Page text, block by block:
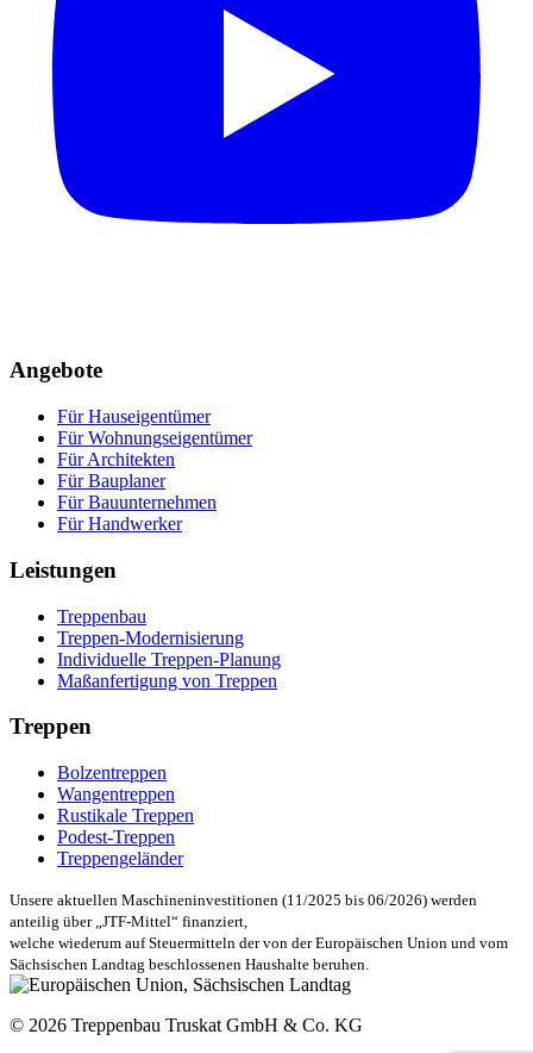
Angebote
Für Hauseigentümer
Für Wohnungseigentümer
Für Architekten
Für Bauplaner
Für Bauunternehmen
Für Handwerker
Leistungen
Treppenbau
Treppen-Modernisierung
Individuelle Treppen-Planung
Maßanfertigung von Treppen
Treppen
Bolzentreppen
Wangentreppen
Rustikale Treppen
Podest-Treppen
Treppengeländer
Unsere aktuellen Maschineninvestitionen (11/2025 bis 06/2026) werden
anteilig über „JTF-Mittel“ finanziert,
welche wiederum auf Steuermitteln der von der Europäischen Union und vom
Sächsischen Landtag beschlossenen Haushalte beruhen.
© 2026 Treppenbau Truskat GmbH & Co. KG